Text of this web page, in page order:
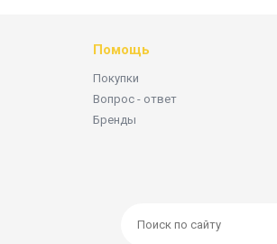
Помощь
Покупки
Вопрос - ответ
Бренды